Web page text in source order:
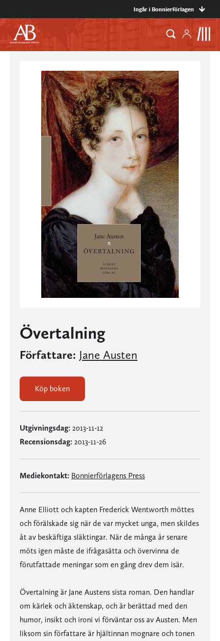
Ingår i Bonnierförlagen
Övertalning
Författare: Jane Austen
Köp boken
Utgivningsdag: 2013-11-12
Recensionsdag: 2013-11-26
Mediekontakt: Bonnierförlagens Press
Anne Elliott och kapten Frederick Wentworth möttes
och förälskade sig när de var mycket unga, men skildes
åt av beskäftiga släktingar. När de många år senare
möts igen måste de ifrågasätta och övervinna de
förutfattade meningar som en gång drev dem isär.
Övertalning är Jane Austens sista roman. Den handlar
om kärlek och äktenskap, och är berättad med den
humor, insikt och ironi vi förväntar oss av Austen. Men
liksom sin författare är hjältinnan mognare och tonen